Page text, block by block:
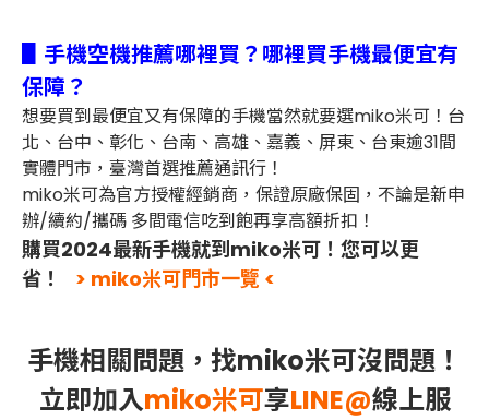
▋手機空機推薦哪裡買？哪裡買手機最便宜有
保障？
想要買到最便宜又有保障的手機當然就要選miko米可！台
北、台中、彰化、台南、高雄、嘉義、屏東、台東逾31間
實體門市，臺灣首選推薦通訊行！
miko米可為官方授權經銷商，保證原廠保固，不論是新申
辦/續約/攜碼 多間電信吃到飽再享高額折扣！
購買2024最新手機就到miko米可！您可以更
省！
> miko米可門市一覽 <
手機相關問題，找miko米可沒問題！
立即加入miko米可享LINE@線上服